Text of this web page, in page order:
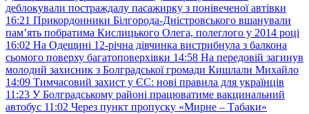
деблокували постраждалу пасажирку з понівеченої автівки
16:21 Прикордонники Білгорода-Дністровського вшанували
пам’ять побратима Кислицького Олега, полеглого у 2014 році
16:02 На Одещині 12-річна дівчинка вистрибнула з балкона
сьомого поверху багатоповерхівки 14:58 На передовій загинув
молодий захисник з Болградської громади Кишлали Михайло
14:09 Тимчасовий захист у ЄС: нові правила для українців
11:23 У Болградському районі працюватиме вакцинальний
автобус 11:02 Через пункт пропуску «Мирне – Табаки»